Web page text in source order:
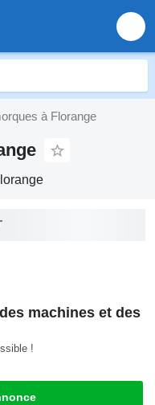
à Florange
machines et des
!